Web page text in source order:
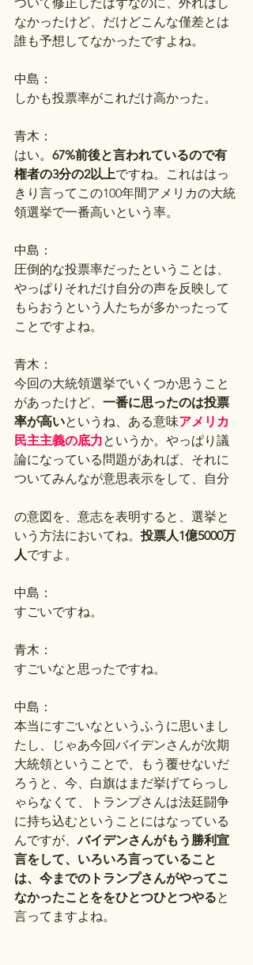
なかったけど、だけどこんな僅差とは
誰も予想してなかったですよね。
中島：
しかも投票率がこれだけ高かった。
青木：
はい。 67%前後と言われているので有
権者の3分の2以上ですね。これははっ
きり言ってこの100年間アメリカの大統
領選挙で一番高いという率。
中島：
圧倒的な投票率だったということは、
やっぱりそれだけ自分の声を反映して
もらおうという人たちが多かったって
ことですよね。
青木：
今回の大統領選挙でいくつか思うこと
があったけど、 一番に思ったのは投票
率が高いというね、ある意味アメリカ
民主主義の底力というか。やっぱり議
論になっている問題があれば、それに
ついてみんなが意思表示をして、自分
の意図を、意志を表明すると、選挙と
いう方法においてね。 投票人1億5000万
人ですよ。
中島：
すごいですね。
青木：
すごいなと思ったですね。
中島：
本当にすごいなというふうに思いまし
たし、じゃあ今回バイデンさんが次期
大統領ということで、もう覆せないだ
ろうと、今、白旗はまだ挙げてらっし
ゃらなくて、トランプさんは法廷闘争
に持ち込むということにはなっている
んですが、バイデンさんがもう勝利宣
言をして、いろいろ言っていること
は、今までのトランプさんがやってこ
なかったことををひとつひとつやると
言ってますよね。